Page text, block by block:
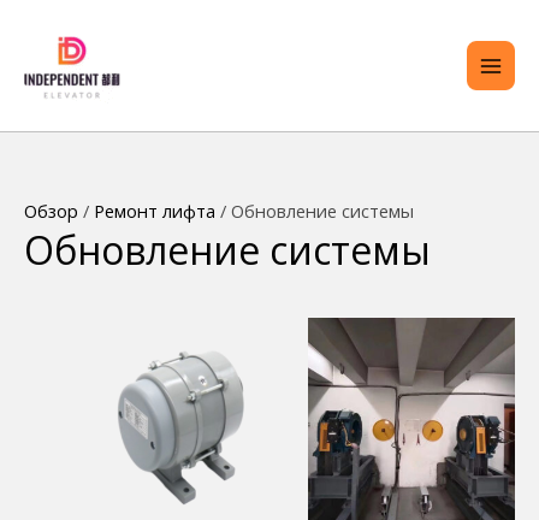
содержанию
Обзор / Ремонт лифта / Обновление системы
Обновление системы